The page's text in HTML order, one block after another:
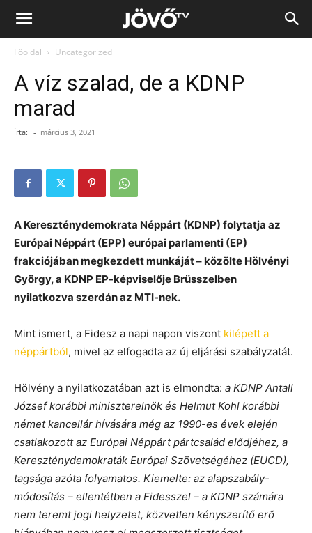
Jövő
Főoldal Uncategorized
A víz szalad, de a KDNP
marad
Írta: - március 3, 2021
A Kereszténydemokrata Néppárt (KDNP) folytatja az
Európai Néppárt (EPP) európai parlamenti (EP)
frakciójában megkezdett munkáját – közölte Hölvényi
György, a KDNP EP-képviselője Brüsszelben
nyilatkozva szerdán az MTI-nek.
Mint ismert, a Fidesz a napi napon viszont kilépett a
néppártból, mivel az elfogadta az új eljárási szabályzatát.
Hölvény a nyilatkozatában azt is elmondta: a KDNP Antall
József korábbi miniszterelnök és Helmut Kohl korábbi
német kancellár hívására még az 1990-es évek elején
csatlakozott az Európai Néppárt pártcsalád elődjéhez, a
Kereszténydemokraták Európai Szövetségéhez (EUCD),
tagsága azóta folyamatos. Kiemelte: az alapszabály-
módosítás – ellentétben a Fidesszel – a KDNP számára
nem teremt jogi helyzetet, közvetlen kényszerítő erő